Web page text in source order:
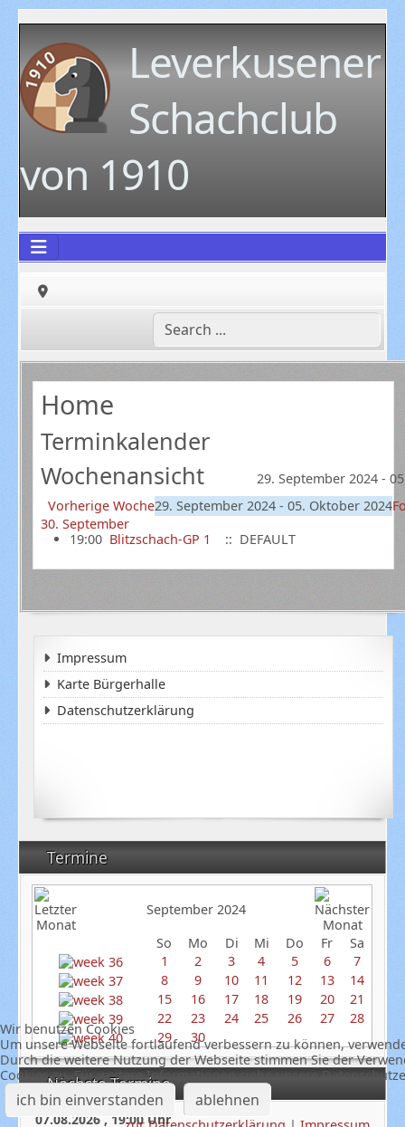
Leverkusener
Schachclub
von 1910
Termine
September 2024
So
Mo Di Mi Do Fr
Sa
1
2 3 4 5 6
7
8
9 10 11 12 13
14
15
16 17 18 19 20
21
22
23 24 25 26 27
28
29
30
Nächste Termine
07.08.2026 , 19:00Uhr
Home
Terminkalender
Wochenansicht
29. September 2024 -
Vorherige Woche29. September 2024 - 05. Oktober 2024
30. September
19:00 Blitzschach-GP 1 :: DEFAULT
Impressum
Karte Bürgerhalle
Datenschutzerklärung
Wir benutzen Cookies
Um unsere Webseite fortlaufend verbessern zu können,
Durch die weitere Nutzung der Webseite stimmen Sie der
Cookies zu. Für weitere Informationen siehe unsere
ich bin einverstanden ablehnen